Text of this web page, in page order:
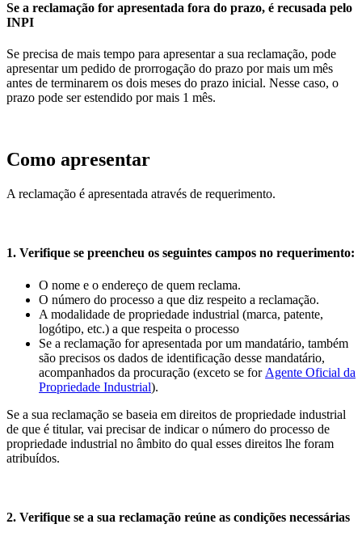
Se a reclamação for apresentada fora do prazo, é recusada pelo
INPI
Se precisa de mais tempo para apresentar a sua reclamação, pode
apresentar um pedido de prorrogação do prazo por mais um mês
antes de terminarem os dois meses do prazo inicial. Nesse caso, o
prazo pode ser estendido por mais 1 mês.
Como apresentar
A reclamação é apresentada através de requerimento.
1. Verifique se preencheu os seguintes campos no requerimento:
O nome e o endereço de quem reclama.
O número do processo a que diz respeito a reclamação.
A modalidade de propriedade industrial (marca, patente,
logótipo, etc.) a que respeita o processo
Se a reclamação for apresentada por um mandatário, também
são precisos os dados de identificação desse mandatário,
acompanhados da procuração (exceto se for Agente Oficial da
Propriedade Industrial).
Se a sua reclamação se baseia em direitos de propriedade industrial
de que é titular, vai precisar de indicar o número do processo de
propriedade industrial no âmbito do qual esses direitos lhe foram
atribuídos.
2. Verifique se a sua reclamação reúne as condições necessárias